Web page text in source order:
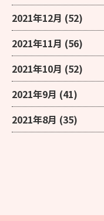
2021年12月 (52)
2021年11月 (56)
2021年10月 (52)
2021年9月 (41)
2021年8月 (35)